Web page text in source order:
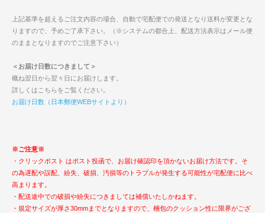
上記基準を超えるご注文内容の場合、自動で宅配便での発送となり送料が変更とな
りますので、予めご了承下さい。（※システムの都合上、配送方法表示はメール便
のままとなりますのでご注意下さい）
＜お届け日数につきまして＞
概ね翌日から翌々日にお届けします。
詳しくはこちらをご覧ください。
お届け日数（日本郵便WEBサイトより）
※ご注意※
・クリックポスト はポスト投函で、お届け確認印を頂かないお届け方法です。そ
の為遅配や誤配、紛失、破損、汚損等のトラブルが発生する可能性が宅配便に比べ
高まります。
・配送途中での破損や紛失につきましては補償いたしかねます。
・規定サイズが厚さ30mmまでとなりますので、梱包のクッション性に限界がござ